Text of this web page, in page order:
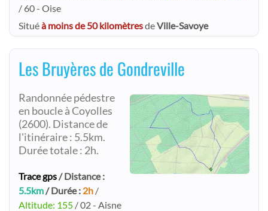
/ 60 - Oise
Situéà moins de 50 kilomètresdeVille-Savoye
Les Bruyères de Gondreville
Randonnée pédestre
en boucle à Coyolles
(2600). Distance de
l'itinéraire : 5.5km.
Durée totale : 2h.
Trace gps/ Distance :
5.5km/ Durée : 2h /
Altitude: 155 / 02 - Aisne